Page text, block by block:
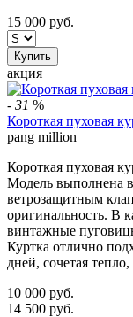
15 000 руб.
Купить
акция
- 31 %
Короткая пуховая
pang million
Короткая пуховая
Модель выполнена
ветрозащитным
оригинальность. В
винтажные
Куртка отлично
дней, сочетая
10 000 руб.
14 500 руб.